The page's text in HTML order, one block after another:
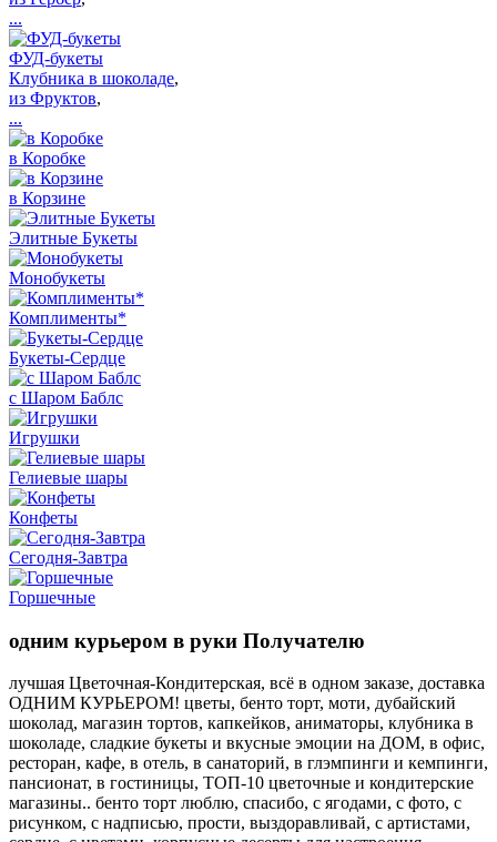
...
ФУД-букеты
Клубника в шоколаде,
из Фруктов,
...
в Коробке
в Корзине
Элитные Букеты
Монобукеты
Комплименты*
Букеты-Сердце
с Шаром Баблс
Игрушки
Гелиевые шары
Конфеты
Сегодня-Завтра
Горшечные
одним курьером в руки Получателю
лучшая Цветочная-Кондитерская, всё в одном заказе, доставка
ОДНИМ КУРЬЕРОМ! цветы, бенто торт, моти, дубайский
шоколад, магазин тортов, капкейков, аниматоры, клубника в
шоколаде, сладкие букеты и вкусные эмоции на ДОМ, в офис,
ресторан, кафе, в отель, в санаторий, в глэмпинги и кемпинги,
пансионат, в гостиницы, ТОП-10 цветочные и кондитерские
магазины.. бенто торт люблю, спасибо, с ягодами, с фото, с
рисунком, с надписью, прости, выздоравливай, с артистами,